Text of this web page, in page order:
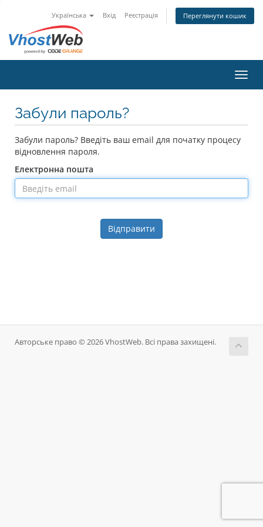
Українська Вхід Реєстрація Переглянути кошик
Забули пароль?
Забули пароль? Введіть ваш email для початку процесу
відновлення пароля.
Електронна пошта
Відправити
Авторське право © 2026 VhostWeb. Всі права захищені.